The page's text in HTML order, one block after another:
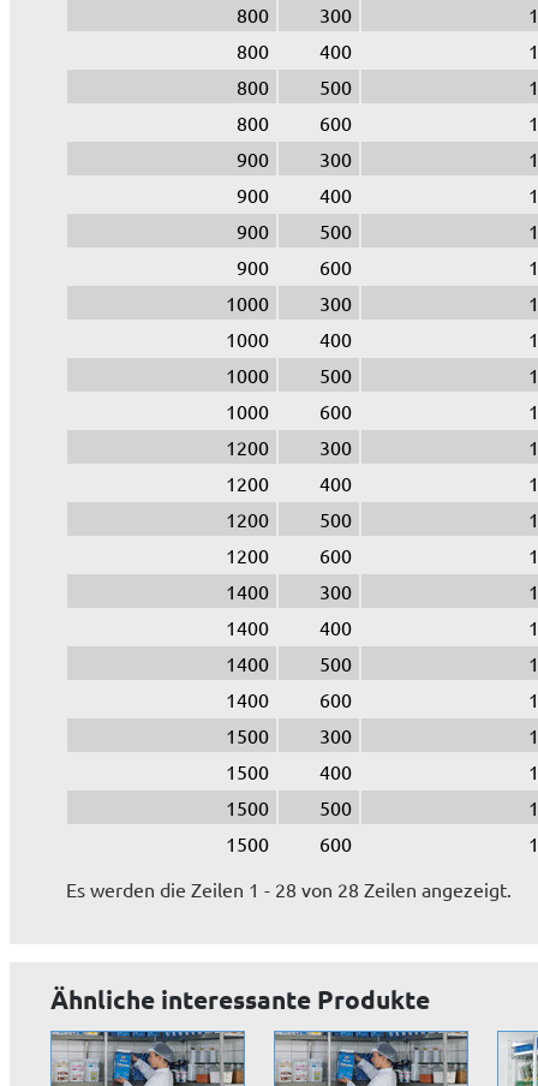
800
300
1
800
400
1
800
500
1
800
600
1
900
300
1
900
400
1
900
500
1
900
600
1
1000
300
1
1000
400
1
1000
500
1
1000
600
1
1200
300
1
1200
400
1
1200
500
1
1200
600
1
1400
300
1
1400
400
1
1400
500
1
1400
600
1
1500
300
1
1500
400
1
1500
500
1
1500
600
1
Es werden die Zeilen 1 - 28 von 28 Zeilen angezeigt.
Ähnliche interessante Produkte